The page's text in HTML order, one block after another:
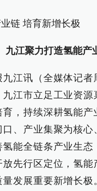
链 培育新增长极
九江聚力打造氢能产
江讯（全媒体记者
九江市立足工业资源
育，持续深耕氢能产
口、产业集聚为核心
氢能全链条产业生态
放先行区定位，氢能
量发展重要新增长极